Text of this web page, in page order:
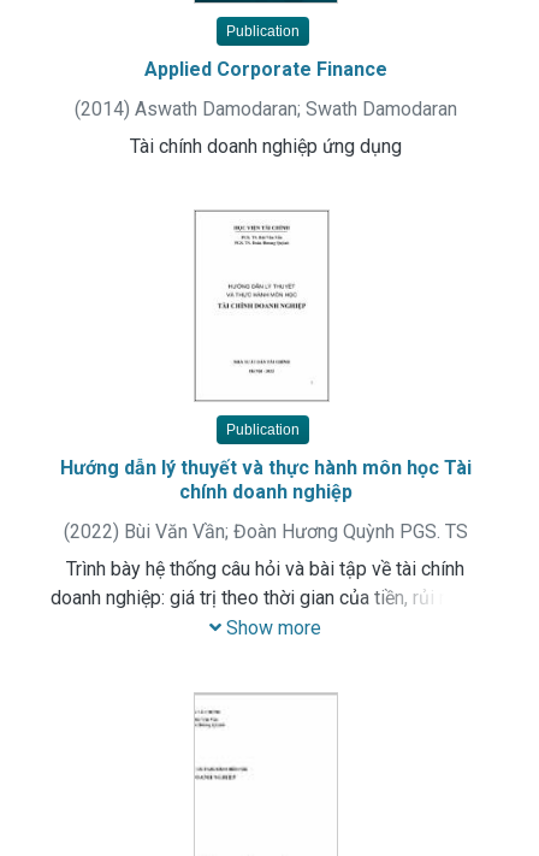
Publication
Applied Corporate Finance
(2014) Aswath Damodaran; Swath Damodaran
Tài chính doanh nghiệp ứng dụng
Publication
Hướng dẫn lý thuyết và thực hành môn học Tài
chính doanh nghiệp
(2022) Bùi Văn Vần; Đoàn Hương Quỳnh PGS. TS
Trình bày hệ thống câu hỏi và bài tập về tài chính
doanh nghiệp: giá trị theo thời gian của tiền, rủi ro và
tỷ suất sinh lời, báo cáo tài chính và các hệ số tài
Show more